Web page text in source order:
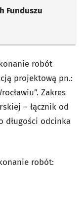
Funduszu
robót
projektową pn.:
Zakres
– łącznik od
długości odcinka
robót: